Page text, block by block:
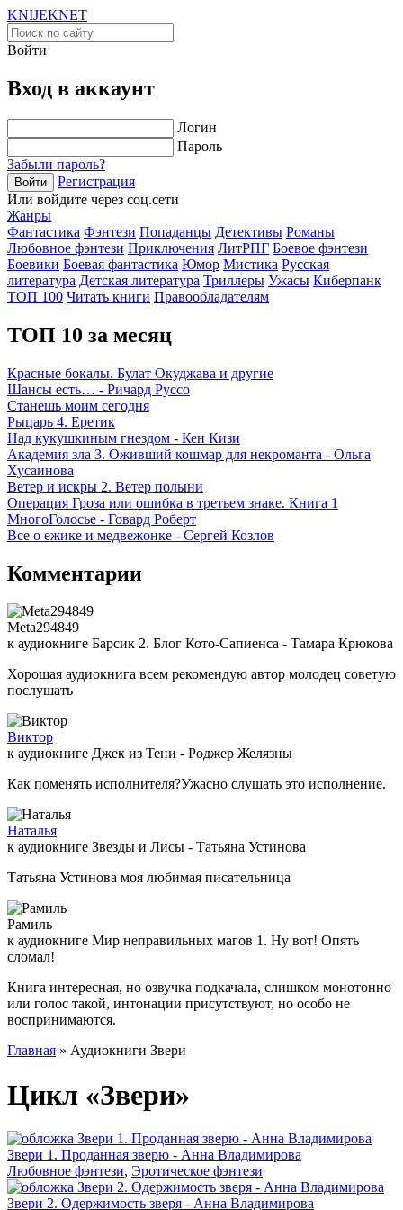
KNIJEKNET
Войти
Вход в аккаунт
Логин
Пароль
Забыли пароль?
Войти
Регистрация
Или войдите через соц.сети
Жанры
Фантастика Фэнтези Попаданцы Детективы Романы
Любовное фэнтези Приключения ЛитРПГ Боевое фэнтези
Боевики Боевая фантастика Юмор Мистика Русская
литература Детская литература Триллеры Ужасы Киберпанк
ТОП 100 Читать книги Правообладателям
ТОП 10 за месяц
Красные бокалы. Булат Окуджава и другие
Шансы есть… - Ричард Руссо
Станешь моим сегодня
Рыцарь 4. Еретик
Над кукушкиным гнездом - Кен Кизи
Академия зла 3. Оживший кошмар для некроманта - Ольга
Хусаинова
Ветер и искры 2. Ветер полыни
Операция Гроза или ошибка в третьем знаке. Книга 1
МногоГолосье - Говард Роберт
Все о ежике и медвежонке - Сергей Козлов
Комментарии
Meta294849
к аудиокниге Барсик 2. Блог Кото-Сапиенса - Тамара Крюкова
Хорошая аудиокнига всем рекомендую автор молодец советую
послушать
Виктор
к аудиокниге Джек из Тени - Роджер Желязны
Как поменять исполнителя?Ужасно слушать это исполнение.
Наталья
к аудиокниге Звезды и Лисы - Татьяна Устинова
Татьяна Устинова моя любимая писательница
Рамиль
к аудиокниге Мир неправильных магов 1. Ну вот! Опять
сломал!
Книга интересная, но озвучка подкачала, слишком монотонно
или голос такой, интонации присутствуют, но особо не
воспринимаются.
Главная » Аудиокниги Звери
Цикл «Звери»
Звери 1. Проданная зверю - Анна Владимирова
Любовное фэнтези, Эротическое фэнтези
Звери 2. Одержимость зверя - Анна Владимирова